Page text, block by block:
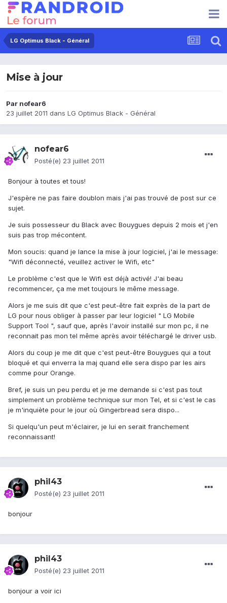
LG Optimus Black - Général
Mise à jour
Par nofear6
23 juillet 2011 dans LG Optimus Black - Général
nofear6
Posté(e) 23 juillet 2011
Bonjour à toutes et tous!
J'espère ne pas faire doublon mais j'ai pas trouvé de post sur ce
sujet.
Je suis possesseur du Black avec Bouygues depuis 2 mois et j'en
suis pas trop mécontent.
Mon soucis: quand je lance la mise à jour logiciel, j'ai le message:
"Wifi déconnecté, veuillez activer le Wifi, etc"
Le problème c'est que le Wifi est déjà activé! J'ai beau
recommencer, ça me met toujours le même message.
Alors je me suis dit que c'est peut-être fait exprès de la part de
LG pour nous obliger à passer par leur logiciel " LG Mobile
Support Tool ", sauf que, après l'avoir installé sur mon pc, il ne
reconnait pas mon tel même après avoir téléchargé le driver usb.
Alors du coup je me dit que c'est peut-être Bouygues qui a tout
bloqué et qui enverra la maj quand elle sera dispo par les airs
comme pour Orange.
Bref, je suis un peu perdu et je me demande si c'est pas tout
simplement un problème technique sur mon Tel, et si c'est le cas
je m'inquiète pour le jour où Gingerbread sera dispo...
Si quelqu'un peut m'éclairer, je lui en serait franchement
reconnaissant!
phil43
Posté(e) 23 juillet 2011
bonjour
phil43
Posté(e) 23 juillet 2011
bonjour a voir ici